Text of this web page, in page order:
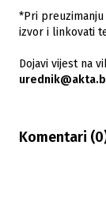
*Pri
izvor i linkovati
Dojavi vijest na
Komentari (0